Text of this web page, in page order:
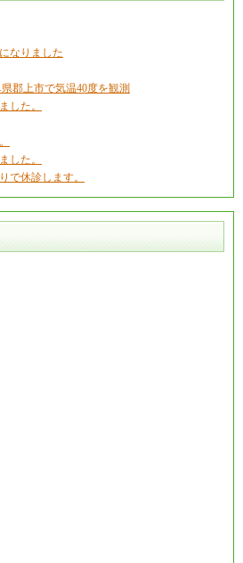
なりました
郡上市で気温40度を観測
した。
した。
で休診します。